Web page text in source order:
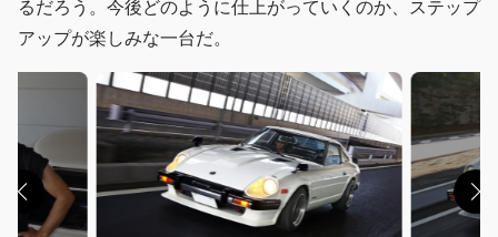
るだろう。今後どのように仕上がっていくのか、ステップ
アップが楽しみな一台だ。